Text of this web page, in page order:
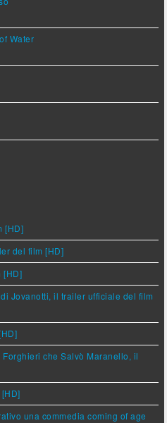
Water
[HD]
del film [HD]
[HD]
Jovanotti, il trailer ufficiale del film
che Salvò Maranello, il
una commedia coming of age